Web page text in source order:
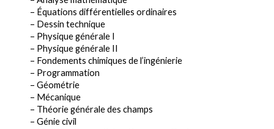
– Équations différentielles ordinaires
– Dessin technique
– Physique générale I
– Physique générale II
– Fondements chimiques de l’ingénierie
– Programmation
– Géométrie
– Mécanique
– Théorie générale des champs
– Génie civil